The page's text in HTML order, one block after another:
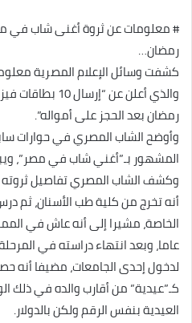
# معلومات عن ثروة أغنى شاب في
رمضان…
كشفت وسائل الإعلام المصرية
والذي أعلن عن
رمضان بعد الحجز على أمواله”.
وأوضح الشاب المصري في حوارات
المشهور بـ”أغني شاب في مصر”، ويبلغ من
وكشف الشاب المصري تفاصيل ثروته
أنه تخرج من كلية طب الأسنان، ثم
عاما، وبعد انتهاء دراسته في
كـ”عيدية” من أقارب والده في ذلك
العيدية بنفس الرقم ولكن بالدولار.